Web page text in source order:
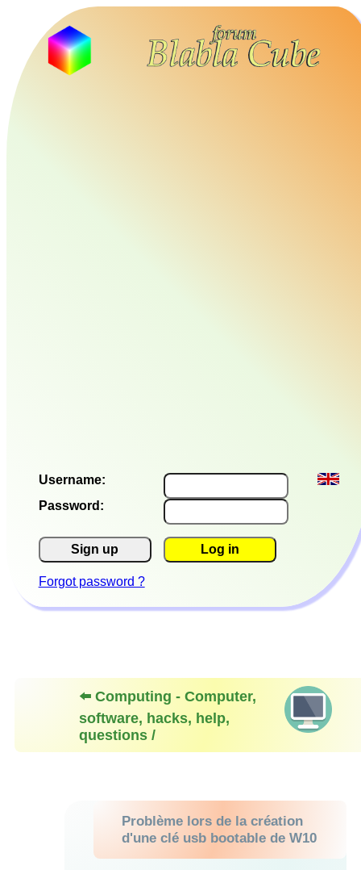
Username:
Password:
Sign up Log in
Forgot password ?
⬅️ Computing - Computer,
software, hacks, help,
questions /
Problème lors de la création
d'une clé usb bootable de W10